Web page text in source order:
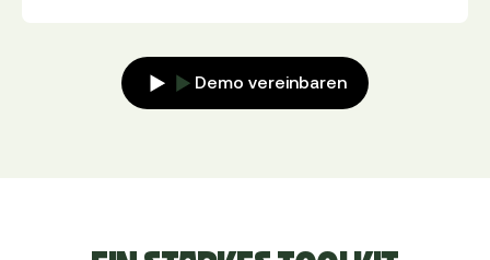
Demo vereinbaren